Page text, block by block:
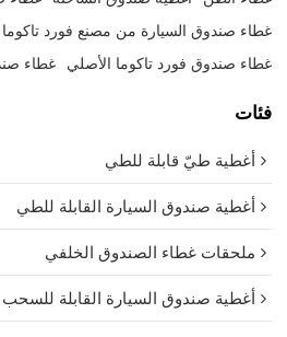
غطاء صندوق السيارة من مصنع فورد تاكوما
غطاء صندوق فورد تاكوما الأصلي غطاء
فئات
أغطية طيّ قابلة للطي
أغطية صندوق السيارة القابلة للطي
ملحقات غطاء الصندوق الخلفي
أغطية صندوق السيارة القابلة للسحب